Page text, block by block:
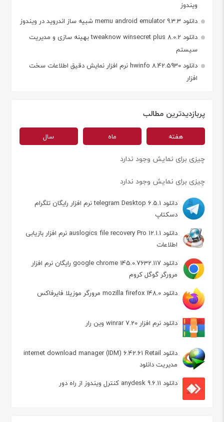
ویندوز
دانلود memu android emulator 9.3.3 شبیه ساز اندروید در ویندوز
دانلود tweaknow winsecret plus 8.0.2 بهینه سازی و مدیریت
سیستم
دانلود hwinfo 8.42.5930 نرم افزار نمایش دقیق اطلاعات سخت
افزار
پربازدیدترین مطالب
هفته ماه سال
چیزی برای نمایش وجود ندارد
چیزی برای نمایش وجود ندارد
دانلود telegram Desktop 6.5.1 نرم افزار رایگان تلگرام
دسکتاپ
دانلود auslogics file recovery Pro 12.1.1 نرم افزار بازیابی
اطلاعات
دانلود google chrome 145.0.7632.117 رایگان نرم افزار
مرورگر گوگل کروم
دانلود mozilla firefox 148.0 مرورگر موزیلا فایرفاکس
دانلود نرم افزار winrar 7.20 وین رار
دانلود internet download manager (IDM) 6.42.61 Retail
مدیریت دانلود
دانلود anydesk 9.6.11 کنترل ویندوز از راه دور